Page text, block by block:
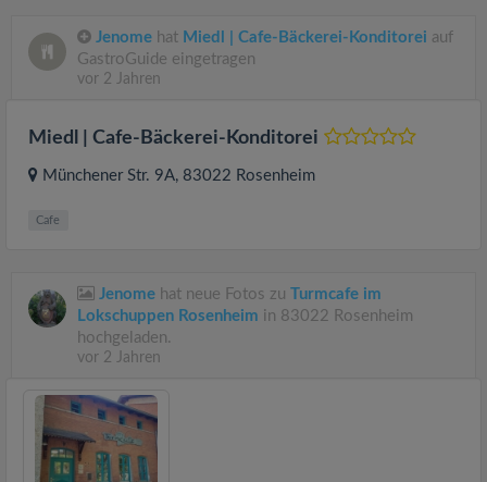
Jenome hat Miedl | Cafe-Bäckerei-Konditorei auf
GastroGuide eingetragen
vor 2 Jahren
Miedl | Cafe-Bäckerei-Konditorei
Münchener Str. 9A, 83022 Rosenheim
Cafe
Jenome hat neue Fotos zu Turmcafe im
Lokschuppen Rosenheim in 83022 Rosenheim
hochgeladen.
vor 2 Jahren